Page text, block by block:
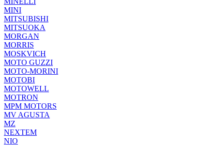
MINI
MITSUBISHI
MITSUOKA
MORGAN
MORRIS
MOSKVICH
MOTO GUZZI
MOTO-MORINI
MOTOBI
MOTOWELL
MOTRON
MPM MOTORS
MV AGUSTA
MZ
NEXTEM
NIO